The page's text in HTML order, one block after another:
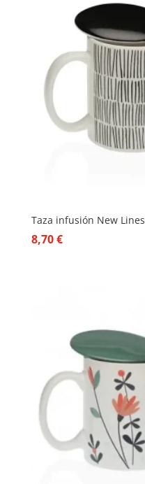
Taza infusión New Lines
8,70€